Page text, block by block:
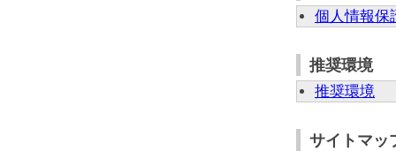
個人情報保
推奨環境
推奨環境
サイトマッ